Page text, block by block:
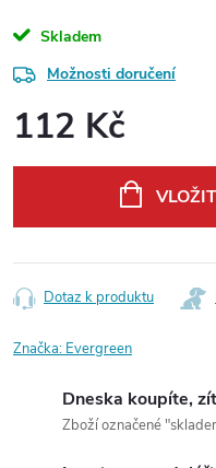
Skladem
Možnosti doručení
112 Kč
Dotaz k produktu
Značka: Evergreen
Dneska koupíte,
Zboží označené